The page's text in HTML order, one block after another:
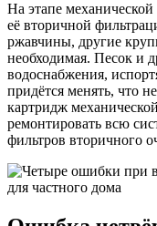
На этапе
её вторичной
ржавчины, другие
необходимая. Песок и
водоснабжения,
придётся менять, что
картридж
ремонтировать всю
фильтров вторичного